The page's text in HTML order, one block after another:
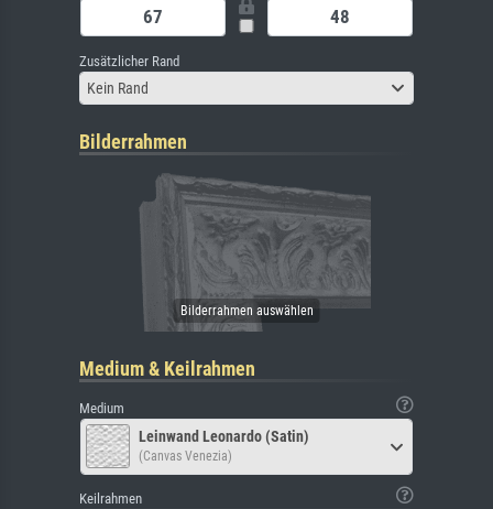
Zusätzlicher Rand
Kein Rand
Bilderrahmen
Medium & Keilrahmen
Medium
Leinwand Leonardo (Satin)
(Canvas Venezia)
Keilrahmen